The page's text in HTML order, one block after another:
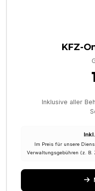
KFZ-
Inklusive aller
Im Preis für unsere
Verwaltungsgebühren (z. B.